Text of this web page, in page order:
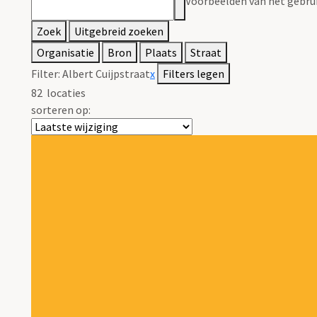
Zoek
Uitgebreid zoeken
Organisatie
Bron Plaats
Straat
Filter: Albert Cuijpstraatx Filters legen
82 locaties
sorteren op: